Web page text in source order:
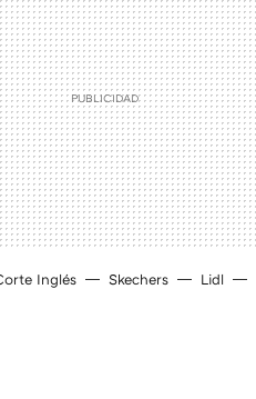
Inglés Skechers Lidl